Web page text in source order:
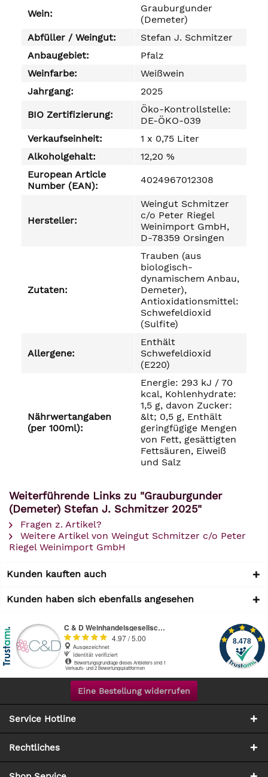
Wein:
Grauburgunder
(Demeter)
Abfüller / Weingut:
Stefan J. Schmitzer
Anbaugebiet:
Pfalz
Weinfarbe:
Weißwein
Jahrgang:
2025
BIO Zertifizierung:
Öko-Kontrollstelle:
DE-ÖKO-039
Verkaufseinheit:
1 x 0,75 Liter
Alkoholgehalt:
12,20 %
European Article
Number (EAN):
4024967012308
Hersteller:
Weingut Schmitzer
c/o Peter Riegel
Weinimport GmbH,
D-78359 Orsingen
Zutaten:
Trauben (aus
biologisch-
dynamischem Anbau,
Demeter),
Antioxidationsmittel:
Schwefeldioxid
(Sulfite)
Allergene:
Enthält
Schwefeldioxid
(E220)
Nährwertangaben
(per 100ml):
Energie: 293 kJ / 70
kcal, Kohlenhydrate:
1,5 g, davon Zucker:
&lt; 0,5 g, Enthält
geringfügige Mengen
von Fett, gesättigten
Fettsäuren, Eiweiß
und Salz
Weiterführende Links zu "Grauburgunder
(Demeter) Stefan J. Schmitzer 2025"
Fragen z. Artikel?
Weitere Artikel von Weingut Schmitzer c/o Peter
Riegel Weinimport GmbH
Kunden kauften auch
Kunden haben sich ebenfalls angesehen
Eine Bestellung widerrufen
Service Hotline
Rechtliches